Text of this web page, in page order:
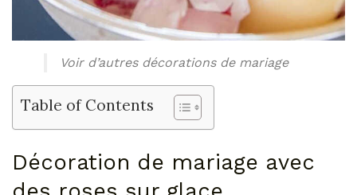
Voir d’autres décorations de mariage
Table of Contents
Décoration de mariage avec